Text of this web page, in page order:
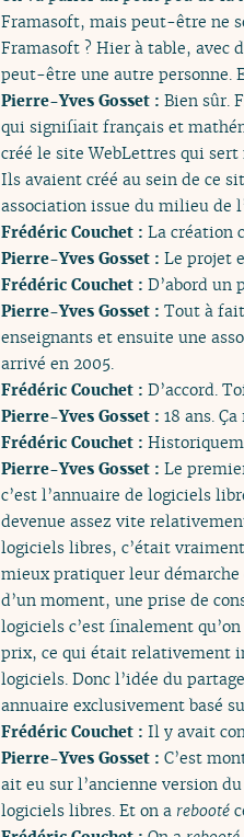
Framasoft, mais peut-être ne
Framasoft ? Hier à table, avec
peut-être une autre personne.
Pierre-Yves Gosset : Bien sûr.
qui signifiait français et
créé le site WebLettres qui
Ils avaient créé au sein de ce
association issue du milieu de
Frédéric Couchet : La création
Pierre-Yves Gosset : Le projet
Frédéric Couchet : D’abord un
Pierre-Yves Gosset : Tout à
enseignants et ensuite une
arrivé en 2005.
Frédéric Couchet : D’accord.
Pierre-Yves Gosset : 18 ans.
Frédéric Couchet :
Pierre-Yves Gosset : Le
c’est l’annuaire de logiciels
devenue assez vite
logiciels libres, c’était
mieux pratiquer leur
d’un moment, une prise de
logiciels c’est finalement
prix, ce qui était relativement
logiciels. Donc l’idée du
annuaire exclusivement basé
Frédéric Couchet : Il y avait
Pierre-Yves Gosset : C’est
ait eu sur l’ancienne version
logiciels libres. Et on a rebooté